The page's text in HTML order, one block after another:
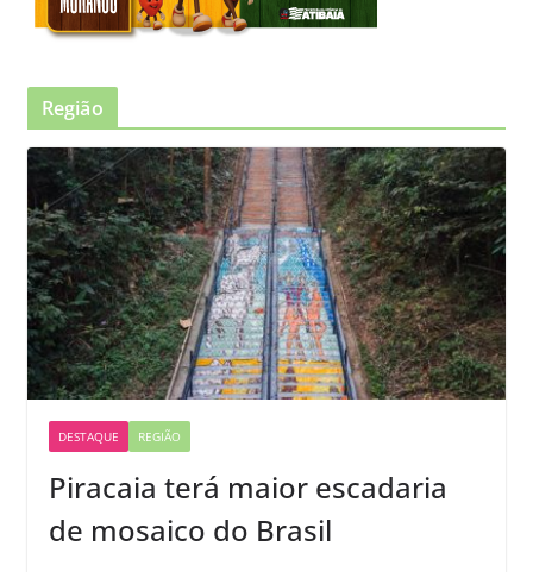
Região
DESTAQUE REGIÃO
Piracaia terá maior escadaria
de mosaico do Brasil